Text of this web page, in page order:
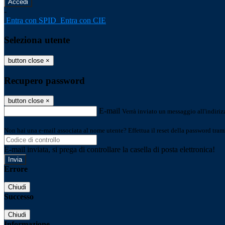
-
Entra con SPID Entra con CIE
Seleziona utente
button close ×
Recupero password
button close ×
E-mail Verrà inviato un messaggio
Non hai una e-mail associata al nome utente? Effettua il reset della password
E-mail inviata, si prega di controllare la casella di posta elettronica!
Errore
Chiudi
Successo
Chiudi